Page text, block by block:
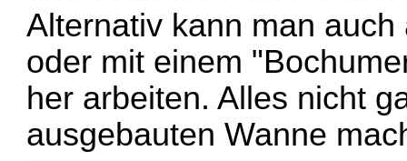
Alternativ kann man
oder mit einem
her arbeiten. Alles nicht
ausgebauten Wanne